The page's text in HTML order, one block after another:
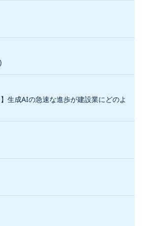
生成AIの急速な進歩が建設業にどのよ